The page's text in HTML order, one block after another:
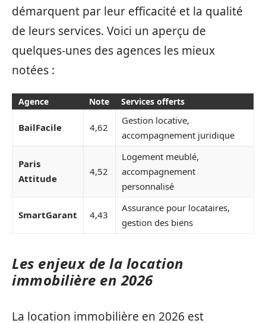
démarquent par leur efficacité et la qualité
de leurs services. Voici un aperçu de
quelques-unes des agences les mieux
notées :
Agence Note Services offerts
BailFacile 4,62
Gestion locative,
accompagnement juridique
Paris
Attitude
4,52
Logement meublé,
accompagnement
personnalisé
SmartGarant 4,43
Assurance pour locataires,
gestion des biens
Les enjeux de la location
immobilière en 2026
La location immobilière en 2026 est